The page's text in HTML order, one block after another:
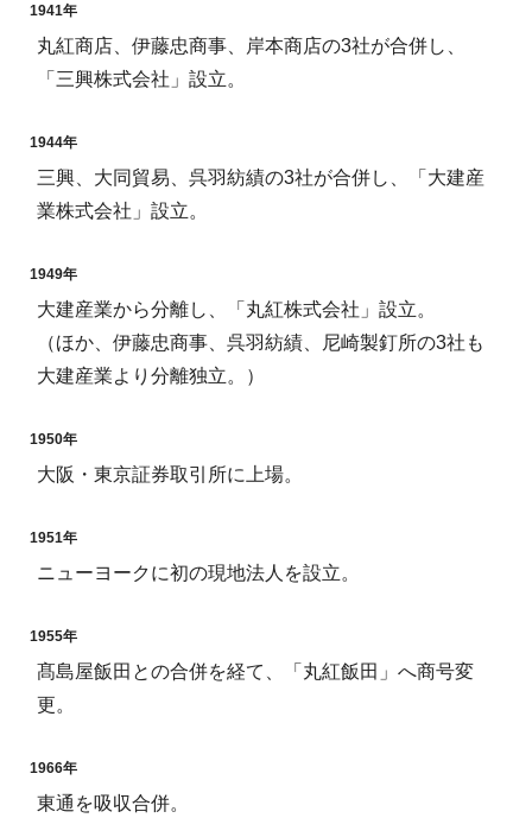
1941年
丸紅商店、伊藤忠商事、岸本商店の3社が合併し、
「三興株式会社」設立。
1944年
三興、大同貿易、呉羽紡績の3社が合併し、「大建産
業株式会社」設立。
1949年
大建産業から分離し、「丸紅株式会社」設立。
（ほか、伊藤忠商事、呉羽紡績、尼崎製釘所の3社も
大建産業より分離独立。）
1950年
大阪・東京証券取引所に上場。
1951年
ニューヨークに初の現地法人を設立。
1955年
髙島屋飯田との合併を経て、「丸紅飯田」へ商号変
更。
1966年
東通を吸収合併。